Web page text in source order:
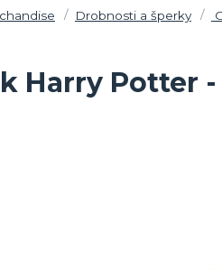
Drobnosti a šperky
Harry Potter